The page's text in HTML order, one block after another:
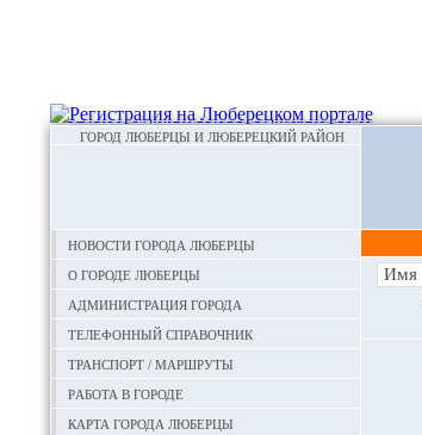
ГОРОД ЛЮБЕРЦЫ И ЛЮБЕРЕЦКИЙ РАЙОН
Новости города Люберцы
О городе Люберцы
Администрация города
Телефонный справочник
Транспорт / маршруты
Работа в городе
Карта города Люберцы